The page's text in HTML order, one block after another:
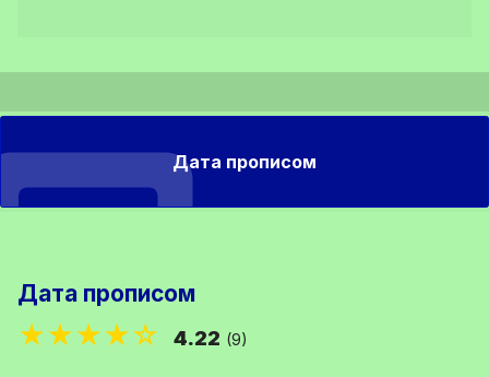
Дата прописом
Дата прописом
★★★★☆ 4.22 (9)